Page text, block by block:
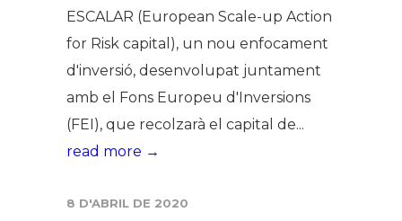
ESCALAR (European Scale-up Action
for Risk capital), un nou enfocament
d'inversió, desenvolupat juntament
amb el Fons Europeu d'Inversions
(FEI), que recolzarà el capital de...
read more →
8 D'ABRIL DE 2020